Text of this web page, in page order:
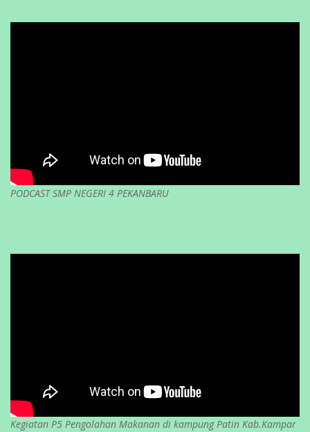
PODCAST SMP NEGERI 4 PEKANBARU
Kegiatan P5 Pengolahan Makanan di kampung Patin Kab.Kampar